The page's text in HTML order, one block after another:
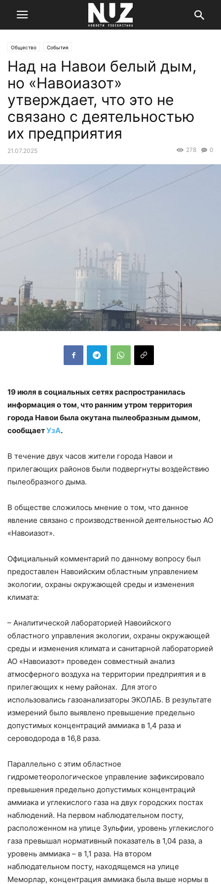
Общество События
Над на Навои белый дым,
но «Навоиазот»
утверждает, что это не
связано с деятельностью
их предприятия
21.07.2025 0
278
19 июля в социальных сетях распространилась
информация о том, что ранним утром территория
города Навои была окутана пылеобразным дымом,
сообщаетУзА.
В течение двух часов жители города Навои и
прилегающих районов были подвергнуты воздействию
пылеобразного дыма.
В обществе сложилось мнение о том, что данное
явление связано с производственной деятельностью АО
«Навоиазот».
Официальный комментарий по данному вопросу был
предоставлен Навоийским областным управлением
экологии, охраны окружающей среды и изменения
климата:
– Аналитической лабораторией Навоийского
областного управления экологии, охраны окружающей
среды и изменения климата и санитарной лабораторией
АО «Навоиазот» проведен совместный анализ
атмосферного воздуха на территории предприятия и в
прилегающих к нему районах. Для этого
использовались газоанализаторы ЭКОЛАБ. В результате
измерений было выявлено превышение предельно
допустимых концентраций аммиака в 1,4 раза и
сероводорода в 16,8 раза.
Параллельно с этим областное
гидрометеорологическое управление зафиксировало
превышения предельно допустимых концентраций
аммиака и углекислого газа на двух городских постах
наблюдений. На первом наблюдательном посту,
расположенном на улице Зульфии, уровень углекислого
газа превышал нормативный показатель в 1,04 раза, а
уровень аммиака – в 1,1 раза. На втором
наблюдательном посту, находящемся на улице
Меморлар, концентрация аммиака была выше нормы в